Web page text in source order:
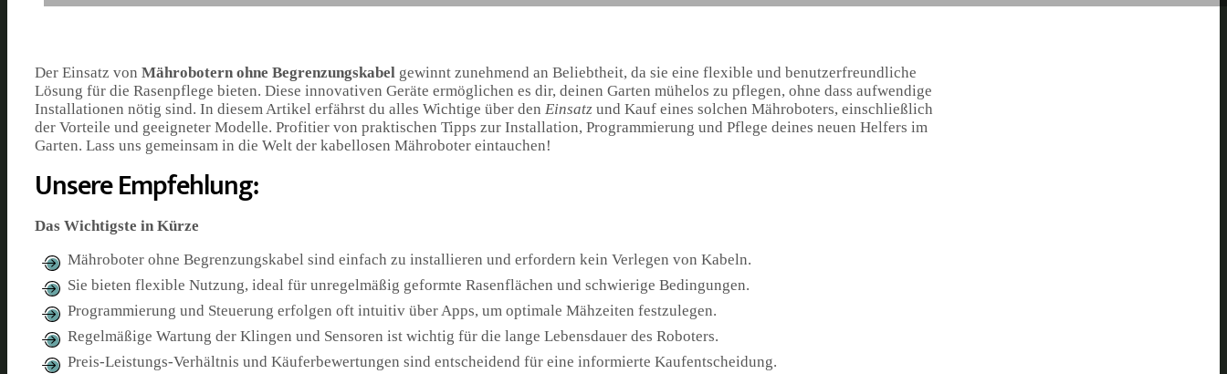
Der Einsatz von Mährobotern ohne Begrenzungskabel gewinnt zunehmend an Beliebtheit, da sie eine flexible und benutzerfreundliche
Lösung für die Rasenpflege bieten. Diese innovativen Geräte ermöglichen es dir, deinen Garten mühelos zu pflegen, ohne dass aufwendige
Installationen nötig sind. In diesem Artikel erfährst du alles Wichtige über den Einsatz und Kauf eines solchen Mähroboters, einschließlich
der Vorteile und geeigneter Modelle. Profitier von praktischen Tipps zur Installation, Programmierung und Pflege deines neuen Helfers im
Garten. Lass uns gemeinsam in die Welt der kabellosen Mähroboter eintauchen!
Unsere Empfehlung:
Das Wichtigste in Kürze
Mähroboter ohne Begrenzungskabel sind einfach zu installieren und erfordern kein Verlegen von Kabeln.
Sie bieten flexible Nutzung, ideal für unregelmäßig geformte Rasenflächen und schwierige Bedingungen.
Programmierung und Steuerung erfolgen oft intuitiv über Apps, um optimale Mähzeiten festzulegen.
Regelmäßige Wartung der Klingen und Sensoren ist wichtig für die lange Lebensdauer des Roboters.
Preis-Leistungs-Verhältnis und Käuferbewertungen sind entscheidend für eine informierte Kaufentscheidung.